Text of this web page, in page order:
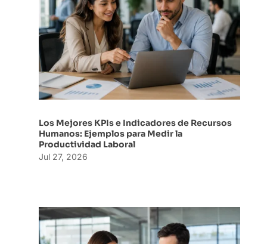
Los Mejores KPIs e Indicadores de Recursos
Humanos: Ejemplos para Medir la
Productividad Laboral
Jul 27, 2026